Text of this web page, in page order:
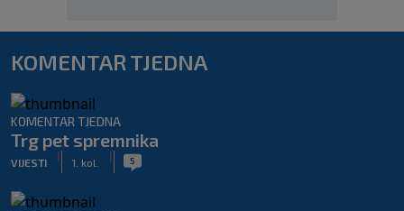
KOMENTAR TJEDNA
KOMENTAR TJEDNA
Trg pet spremnika
VIJESTI
|
1. kol.
| 5